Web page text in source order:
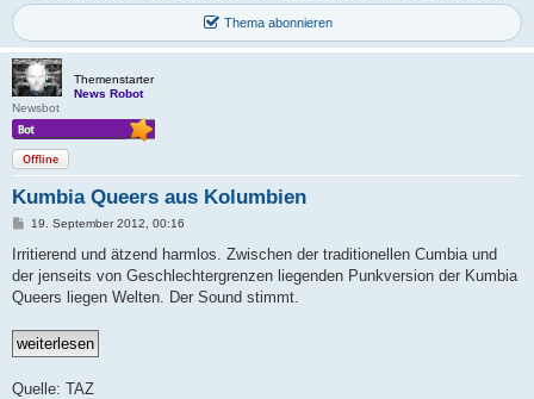
Thema abonnieren
Themenstarter
News Robot
Newsbot
Offline
Kumbia Queers aus Kolumbien
B
i
r
a
19. September 2012, 00:16
Irritierend und ätzend harmlos. Zwischen der traditionellen Cumbia und
der jenseits von Geschlechtergrenzen liegenden Punkversion der Kumbia
Queers liegen Welten. Der Sound stimmt.
Quelle: TAZ